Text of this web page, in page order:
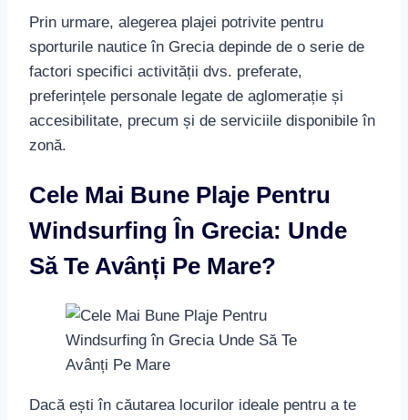
Prin urmare, alegerea plajei potrivite pentru
sporturile nautice în Grecia depinde de o serie de
factori specifici activității dvs. preferate,
preferințele personale legate de aglomerație și
accesibilitate, precum și de serviciile disponibile în
zonă.
Cele Mai Bune Plaje Pentru
Windsurfing În Grecia: Unde
Să Te Avânți Pe Mare?
Dacă ești în căutarea locurilor ideale pentru a te